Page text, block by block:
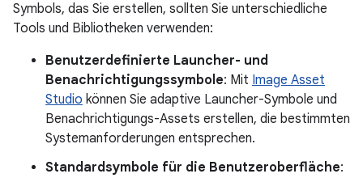
Symbols, das Sie erstellen, sollten Sie unterschiedliche
Tools und Bibliotheken verwenden:
Benutzerdefinierte Launcher- und
Benachrichtigungssymbole: Mit Image Asset
Studio können Sie adaptive Launcher-Symbole und
Benachrichtigungs-Assets erstellen, die bestimmten
Systemanforderungen entsprechen.
Standardsymbole für die Benutzeroberfläche: